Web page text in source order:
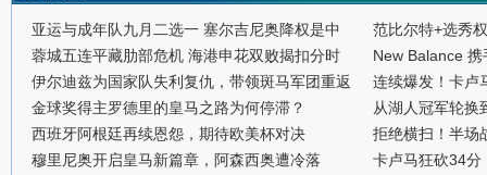
亚运与成年队九月二选一 塞尔吉尼奥降权是中
蓉城五连平藏肋部危机 海港申花双败揭扣分时
伊尔迪兹为国家队失利复仇，带领斑马军团重返
金球奖得主罗德里的皇马之路为何停滞？
西班牙阿根廷再续恩怨，期待欧美杯对决
穆里尼奥开启皇马新篇章，阿森西奥遭冷落
范比尔特+选秀
New Balance
连续爆发！卡卢
从湖人冠军轮换
拒绝横扫！半场
卡卢马狂砍34分